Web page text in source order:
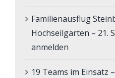
Familienausflug
Hochseilgarten – 21.
anmelden
19 Teams im Einsatz